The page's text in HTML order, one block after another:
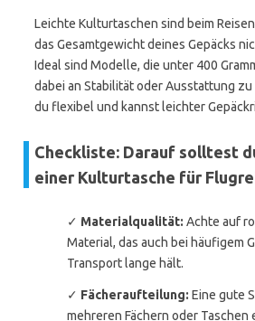
Leichte Kulturtaschen sind beim
das Gesamtgewicht deines Gepäcks
Ideal sind Modelle, die unter 400
dabei an Stabilität oder Ausstattung
du flexibel und kannst leichter
Checkliste: Darauf solltest
einer Kulturtasche für
✓ Materialqualität: Achte auf
Material, das auch bei häufigem
Transport lange hält.
✓ Fächeraufteilung: Eine gute
mehreren Fächern oder Taschen